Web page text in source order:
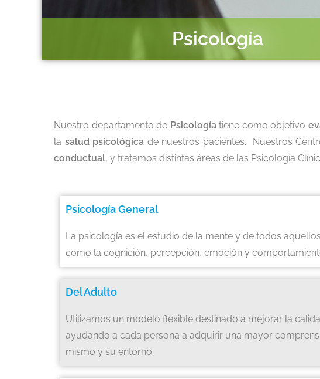
Psicología
Nuestro departamento de Psicologíatiene como objetivo
la salud psicológica de nuestros pacientes. Nuestros
conductual, y tratamos distintas áreas de las Psicología
Psicología General
La psicología es el estudio de la mente y de todos
como la cognición, percepción, emoción y
Del Adulto
Utilizamos un modelo flexible destinado a mejorar la
ayudando a cada persona a adquirir una mayor
mismo y su entorno.